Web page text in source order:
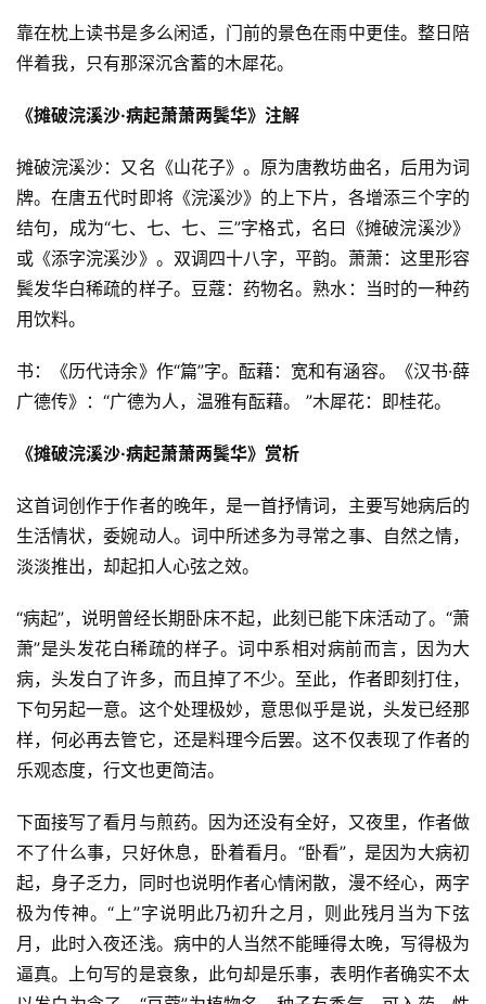
靠在枕上读书是多么闲适，门前的景色在雨中更佳。整日陪
伴着我，只有那深沉含蓄的木犀花。
《摊破浣溪沙·病起萧萧两鬓华》注解
摊破浣溪沙：又名《山花子》。原为唐教坊曲名，后用为词
牌。在唐五代时即将《浣溪沙》的上下片，各增添三个字的
结句，成为“七、七、七、三”字格式，名曰《摊破浣溪沙》
或《添字浣溪沙》。双调四十八字，平韵。萧萧：这里形容
鬓发华白稀疏的样子。豆蔻：药物名。熟水：当时的一种药
用饮料。
书：《历代诗余》作“篇”字。酝藉：宽和有涵容。《汉书·薛
广德传》：“广德为人，温雅有酝藉。 ”木犀花：即桂花。
《摊破浣溪沙·病起萧萧两鬓华》赏析
这首词创作于作者的晚年，是一首抒情词，主要写她病后的
生活情状，委婉动人。词中所述多为寻常之事、自然之情，
淡淡推出，却起扣人心弦之效。
“病起”，说明曾经长期卧床不起，此刻已能下床活动了。“萧
萧”是头发花白稀疏的样子。词中系相对病前而言，因为大
病，头发白了许多，而且掉了不少。至此，作者即刻打住，
下句另起一意。这个处理极妙，意思似乎是说，头发已经那
样，何必再去管它，还是料理今后罢。这不仅表现了作者的
乐观态度，行文也更简洁。
下面接写了看月与煎药。因为还没有全好，又夜里，作者做
不了什么事，只好休息，卧着看月。“卧看”，是因为大病初
起，身子乏力，同时也说明作者心情闲散，漫不经心，两字
极为传神。“上”字说明此乃初升之月，则此残月当为下弦
月，此时入夜还浅。病中的人当然不能睡得太晚，写得极为
逼真。上句写的是衰象，此句却是乐事，表明作者确实不太